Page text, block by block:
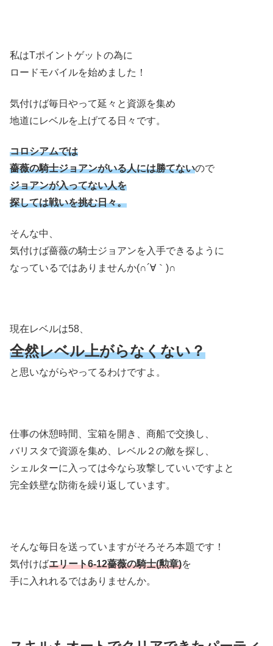
私はTポイントゲットの為に
ロードモバイルを始めました！
気付けば毎日やって延々と資源を集め
地道にレベルを上げてる日々です。
コロシアムでは
薔薇の騎士ジョアンがいる人には勝てないので
ジョアンが入ってない人を
探しては戦いを挑む日々。
そんな中、
気付けば薔薇の騎士ジョアンを入手できるように
なっているではありませんか(∩´∀｀)∩
現在レベルは58、
全然レベル上がらなくない？
と思いながらやってるわけですよ。
仕事の休憩時間、宝箱を開き、商船で交換し、
バリスタで資源を集め、レベル２の敵を探し、
シェルターに入っては今なら攻撃していいですよと
完全鉄壁な防衛を繰り返しています。
そんな毎日を送っていますがそろそろ本題です！
気付けばエリート6-12薔薇の騎士(勲章)を
手に入れれるではありませんか。